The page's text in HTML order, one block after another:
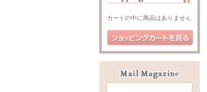
カートの中に商品はありません